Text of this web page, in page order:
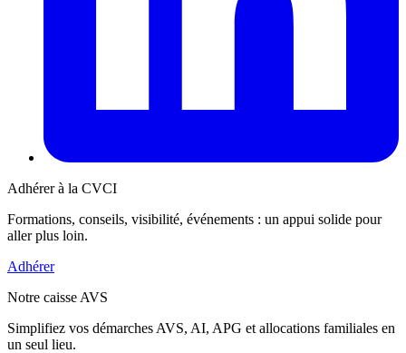
Adhérer à la CVCI
Formations, conseils, visibilité, événements : un appui solide pour
aller plus loin.
Adhérer
Notre caisse AVS
Simplifiez vos démarches AVS, AI, APG et allocations familiales en
un seul lieu.